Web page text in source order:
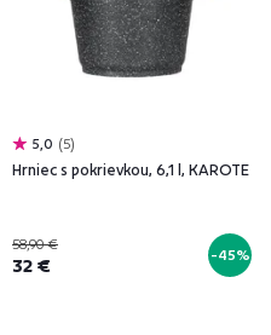
5,0 5
Hrniec s pokrievkou, 6,1 l, KAROTE
58,90 €
32 € -45%